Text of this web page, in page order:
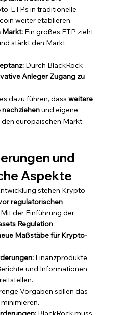
ETPs in traditionelle
weiter etablieren.
Markt: Ein großes ETP zieht
stärkt den Markt
Durch BlackRock
Anleger Zugang zu
dazu führen, dass weitere
und eigene
europäischen Markt
und
Aspekte
stehen Krypto-
regulatorischen
Mit der Einführung der
Regulation
Maßstäbe für Krypto-
Finanzprodukte
und Informationen
Vorgaben sollen das